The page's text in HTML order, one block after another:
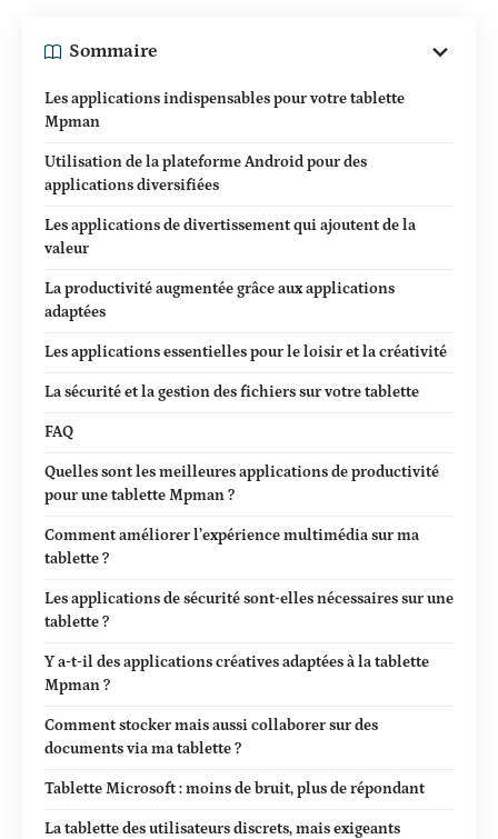
Sommaire
Les applications indispensables pour votre tablette
Mpman
Utilisation de la plateforme Android pour des
applications diversifiées
Les applications de divertissement qui ajoutent de la
valeur
La productivité augmentée grâce aux applications
adaptées
Les applications essentielles pour le loisir et la créativité
La sécurité et la gestion des fichiers sur votre tablette
FAQ
Quelles sont les meilleures applications de productivité
pour une tablette Mpman ?
Comment améliorer l’expérience multimédia sur ma
tablette ?
Les applications de sécurité sont-elles nécessaires sur une
tablette ?
Y a-t-il des applications créatives adaptées à la tablette
Mpman ?
Comment stocker mais aussi collaborer sur des
documents via ma tablette ?
Tablette Microsoft : moins de bruit, plus de répondant
La tablette des utilisateurs discrets, mais exigeants